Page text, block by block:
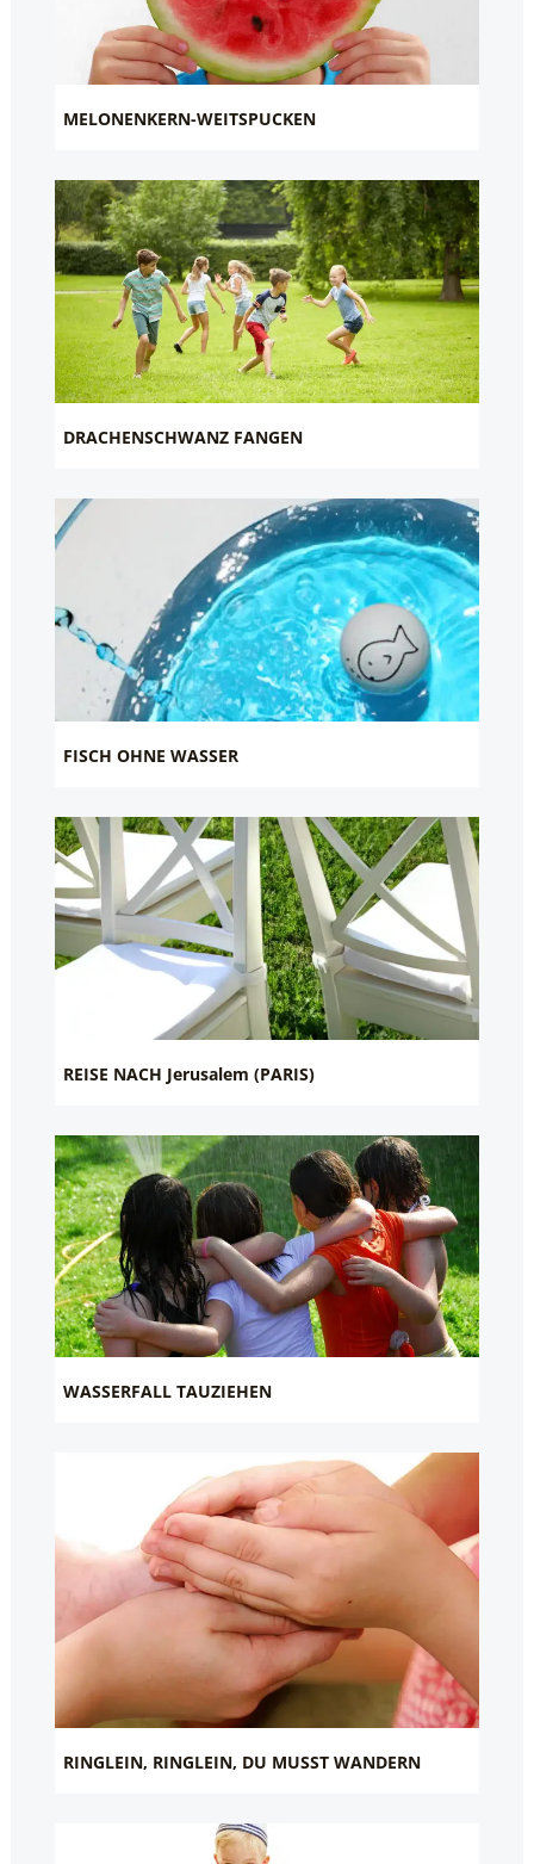
MELONENKERN-WEITSPUCKEN
DRACHENSCHWANZ FANGEN
FISCH OHNE WASSER
REISE NACH Jerusalem (PARIS)
WASSERFALL TAUZIEHEN
RINGLEIN, RINGLEIN, DU MUSST WANDERN